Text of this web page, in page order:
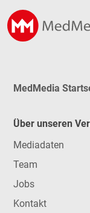
MedMedia
Über unseren
Mediadaten
Team
Jobs
Kontakt